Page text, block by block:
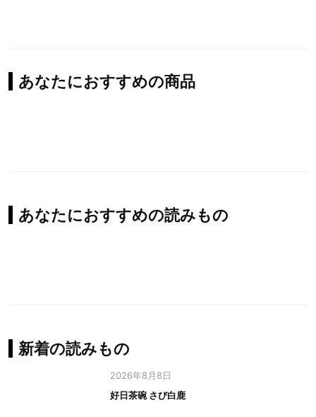
あなたにおすすめの商品
あなたにおすすめの読みもの
新着の読みもの
2026年8月8日
好日茶碗 さび白鹿